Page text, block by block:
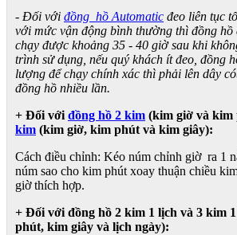
- Đối với đồng hồ Automatic đeo liên tục
với mức vận động bình thường thì đồng hồ
chạy được khoảng 35 - 40 giờ sau khi
trình sử dụng, nếu quý khách ít đeo, đồng
lượng để chạy chính xác thì phải lên dây
đồng hồ nhiều lần.
+ Đối với đồng hồ 2 kim (kim giờ và kim
kim (kim giờ, kim phút và kim giây):
Cách điều chỉnh: Kéo núm chỉnh giờ ra 1
núm sao cho kim phút xoay thuận chiều
giờ thích hợp.
+ Đối với đồng hồ 2 kim 1 lịch và 3 kim
phút, kim giây và lịch ngày):